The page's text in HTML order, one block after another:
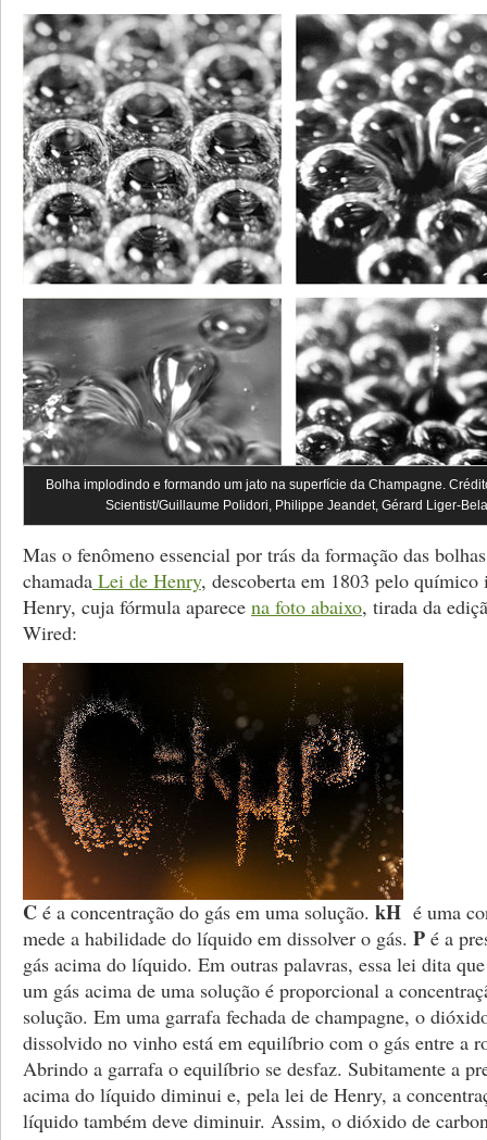
Bolha implodindo e formando um jato na superfície da Champagne.
Scientist/Guillaume Polidori, Philippe Jeandet, Gérard Liger-
Mas o fenômeno essencial por trás da formação das
chamada Lei de Henry, descoberta em 1803 pelo
Henry, cuja fórmula aparece na foto abaixo, tirada da
Wired:
C é a concentração do gás em uma solução. kH é uma
mede a habilidade do líquido em dissolver o gás. P é a
gás acima do líquido. Em outras palavras, essa lei dita
um gás acima de uma solução é proporcional a
solução. Em uma garrafa fechada de champagne, o
dissolvido no vinho está em equilíbrio com o gás entre a
Abrindo a garrafa o equilíbrio se desfaz. Subitamente a
acima do líquido diminui e, pela lei de Henry, a
líquido também deve diminuir. Assim, o dióxido de